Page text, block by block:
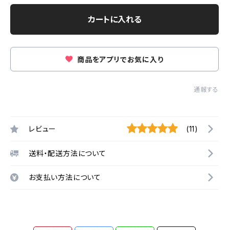
カートに入れる
商品をアプリでお気に入り
通報する
レビュー (11)
送料・配送方法について
お支払い方法について